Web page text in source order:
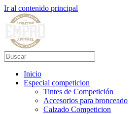
Ir al contenido principal
Inicio
Especial competicion
Tintes de Competición
Accesorios para bronceado
Calzado Competicion